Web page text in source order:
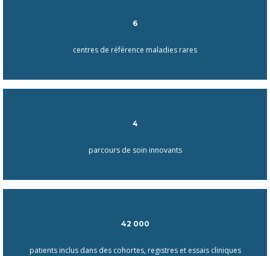
6
centres de référence maladies rares
4
parcours de soin innovants
42 000
patients inclus dans des cohortes, registres et essais cliniques